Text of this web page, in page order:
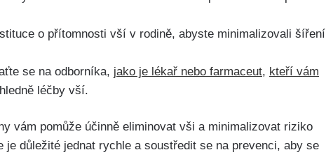
o přítomnosti vší v rodině, abyste minimalizovali šíření
se na odborníka, jako je lékař nebo ⁢farmaceut, kteří vám
léčby vší.
vám pomůže účinně eliminovat vši a minimalizovat⁣ riziko
důležité jednat rychle a soustředit se na ​prevenci, aby se